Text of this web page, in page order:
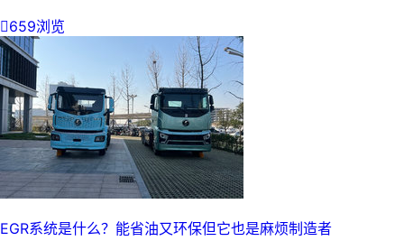
659浏览
EGR系统是什么？能省油又环保但它也是麻烦制造者